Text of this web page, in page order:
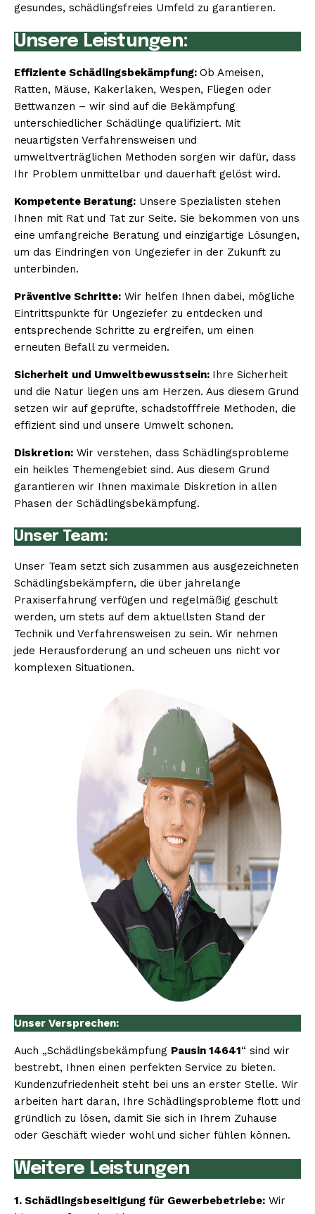
gesundes, schädlingsfreies Umfeld zu garantieren.
Unsere Leistungen:
Effiziente Schädlingsbekämpfung: Ob Ameisen,
Ratten, Mäuse, Kakerlaken, Wespen, Fliegen oder
Bettwanzen – wir sind auf die Bekämpfung
unterschiedlicher Schädlinge qualifiziert. Mit
neuartigsten Verfahrensweisen und
umweltverträglichen Methoden sorgen wir dafür, dass
Ihr Problem unmittelbar und dauerhaft gelöst wird.
Kompetente Beratung: Unsere Spezialisten stehen
Ihnen mit Rat und Tat zur Seite. Sie bekommen von uns
eine umfangreiche Beratung und einzigartige Lösungen,
um das Eindringen von Ungeziefer in der Zukunft zu
unterbinden.
Präventive Schritte: Wir helfen Ihnen dabei, mögliche
Eintrittspunkte für Ungeziefer zu entdecken und
entsprechende Schritte zu ergreifen, um einen
erneuten Befall zu vermeiden.
Sicherheit und Umweltbewusstsein: Ihre Sicherheit
und die Natur liegen uns am Herzen. Aus diesem Grund
setzen wir auf geprüfte, schadstofffreie Methoden, die
effizient sind und unsere Umwelt schonen.
Diskretion: Wir verstehen, dass Schädlingsprobleme
ein heikles Themengebiet sind. Aus diesem Grund
garantieren wir Ihnen maximale Diskretion in allen
Phasen der Schädlingsbekämpfung.
Unser Team:
Unser Team setzt sich zusammen aus ausgezeichneten
Schädlingsbekämpfern, die über jahrelange
Praxiserfahrung verfügen und regelmäßig geschult
werden, um stets auf dem aktuellsten Stand der
Technik und Verfahrensweisen zu sein. Wir nehmen
jede Herausforderung an und scheuen uns nicht vor
komplexen Situationen.
Unser Versprechen:
Auch „Schädlingsbekämpfung Pausin 14641“ sind wir
bestrebt, Ihnen einen perfekten Service zu bieten.
Kundenzufriedenheit steht bei uns an erster Stelle. Wir
arbeiten hart daran, Ihre Schädlingsprobleme flott und
gründlich zu lösen, damit Sie sich in Ihrem Zuhause
oder Geschäft wieder wohl und sicher fühlen können.
Weitere Leistungen
1. Schädlingsbeseitigung für Gewerbebetriebe: Wir